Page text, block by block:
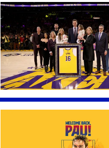
FC Barcelona club badge